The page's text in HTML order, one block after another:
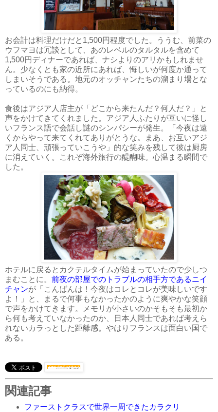
お会計は料理だけだと1,500円程度でした。ううむ、前菜の
ウフマヨは冗談として、あのレベルのタルタルを含めて
1,500円ディナーであれば、ナシよりのアリかもしれませ
ん。少なくとも家の近所にあれば、悔しいが何度か通って
しまいそうである。地元のオッチャンたちの溜まり場とな
っているのにも納得。
食後はアジア人店主が「どこから来たんだ？何人だ？」と
声をかけてきてくれました。アジア人ふたりが互いに怪し
いフランス語で会話し謎のシンパシーが発生。「今夜は遠
くからやって来てくれてありがとうな。まあ、お互いアジ
ア人同士、頑張っていこうや」的な笑みを残して彼は厨房
に消えていく。これぞ海外旅行の醍醐味。心温まる瞬間で
した。
ホテルに戻るとカクテルタイムが始まっていたので少しつ
まむことに。 前夜の部屋でのトラブルの相手方であるニイ
チャンが「こんばんは！今夜はコレとコレが美味しいです
よ！」と、まるで何事もなかったかのように爽やかな笑顔
で声をかけてきます。メモリが小さいのかそもそも最初か
ら何も考えていなかったのか、日本人同士であれば考えら
れないカラっとした距離感。やはりフランスは面白い国で
ある。
関連記事
ファーストクラスで世界一周できたカラクリ